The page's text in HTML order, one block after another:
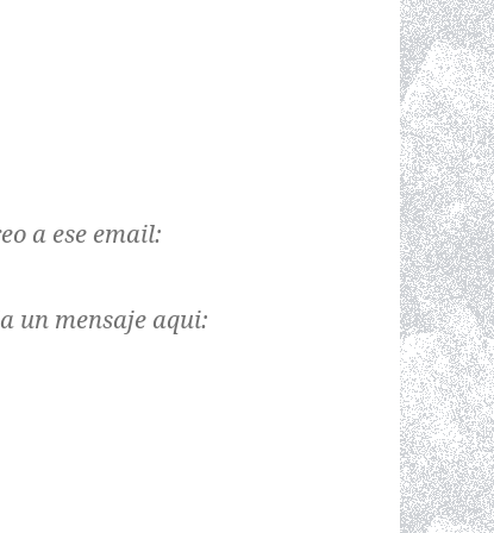
a ese email:
un mensaje aqui: